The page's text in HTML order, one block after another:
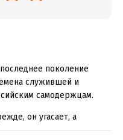
поколение
служившей и
самодержцам.
он угасает, а